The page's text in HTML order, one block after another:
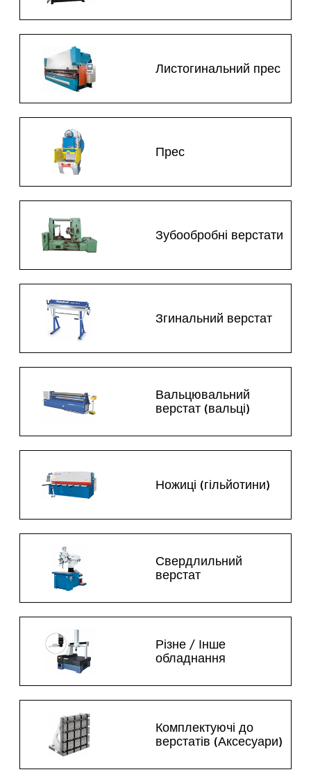
Листогинальний прес
Прес
Зубообробні верстати
Згинальний верстат
Вальцювальний
верстат (вальці)
Ножиці (гільйотини)
Свердлильний
верстат
Різне / Інше
обладнання
Комплектуючі до
верстатів (Аксесуари)